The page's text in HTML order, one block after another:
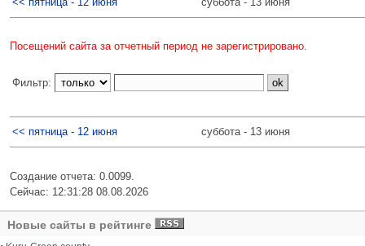
Посещений сайта за отчетный период не зарегистрировано.
Фильтр:
<< пятница - 12 июня суббота - 13 июня
Создание отчета: 0.0099.
Сейчас: 12:31:28 08.08.2026
Новые сайты в рейтинге